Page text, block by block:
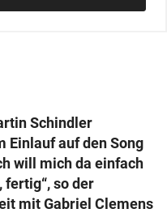
Schindler
Einlauf auf den Song
will mich da einfach
so der
mit Gabriel Clemens